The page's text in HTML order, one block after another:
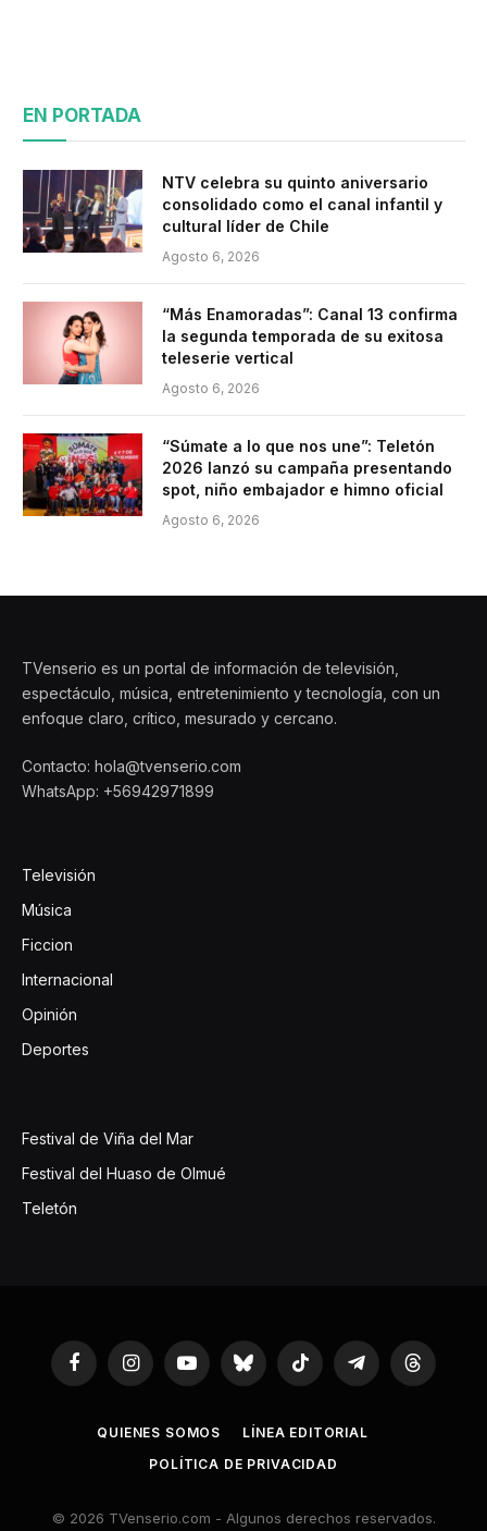
EN PORTADA
NTV celebra su quinto aniversario
consolidado como el canal infantil y
cultural líder de Chile
Agosto 6, 2026
“Más Enamoradas”: Canal 13 confirma
la segunda temporada de su exitosa
teleserie vertical
Agosto 6, 2026
“Súmate a lo que nos une”: Teletón
2026 lanzó su campaña presentando
spot, niño embajador e himno oficial
Agosto 6, 2026
TVenserio es un portal de información de televisión,
espectáculo, música, entretenimiento y tecnología, con un
enfoque claro, crítico, mesurado y cercano.
Contacto: hola@tvenserio.com
WhatsApp: +56942971899
Televisión
Música
Ficcion
Internacional
Opinión
Deportes
Festival de Viña del Mar
Festival del Huaso de Olmué
Teletón
FacebookInstagramYouTubeBluesky TikTok TelegramThreads
QUIENES SOMOS
LÍNEA EDITORIAL
POLÍTICA DE PRIVACIDAD
© 2026 TVenserio.com - Algunos derechos reservados.